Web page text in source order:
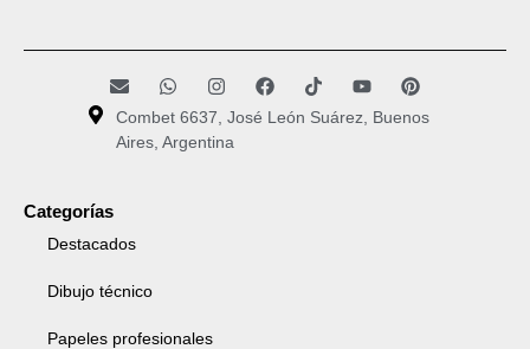
Combet 6637, José León Suárez, Buenos
Aires, Argentina
Categorías
Destacados
Dibujo técnico
Papeles profesionales